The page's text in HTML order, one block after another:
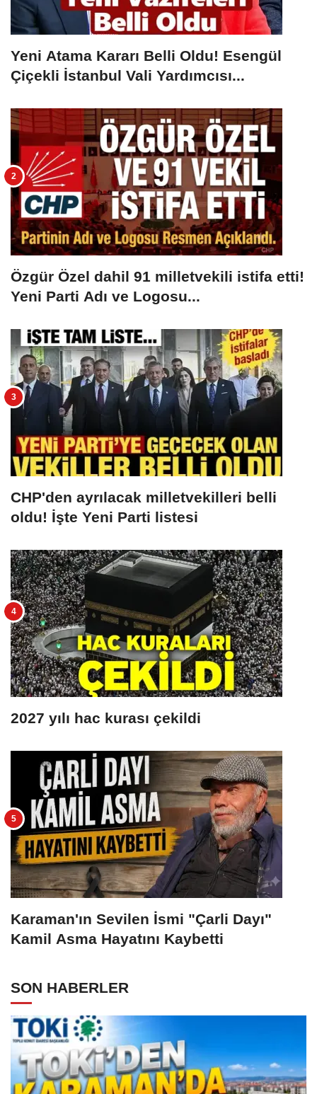
Yeni Atama Kararı Belli Oldu! Esengül
Çiçekli İstanbul Vali Yardımcısı...
Özgür Özel dahil 91 milletvekili istifa etti!
Yeni Parti Adı ve Logosu...
CHP'den ayrılacak milletvekilleri belli
oldu! İşte Yeni Parti listesi
2027 yılı hac kurası çekildi
Karaman'ın Sevilen İsmi "Çarli Dayı"
Kamil Asma Hayatını Kaybetti
SON HABERLER